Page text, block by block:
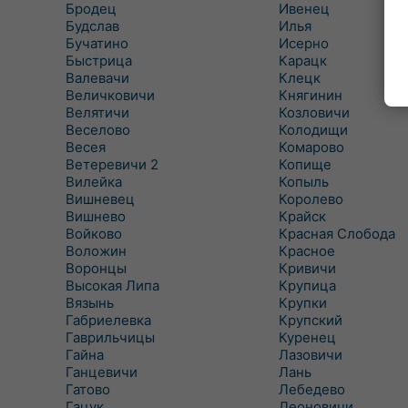
Бродец
Будслав
Бучатино
Быстрица
Валевачи
Величковичи
Велятичи
Веселово
Весея
Ветеревичи 2
Вилейка
Вишневец
Вишнево
Войково
Воложин
Воронцы
Высокая Липа
Вязынь
Габриелевка
Гаврильчицы
Гайна
Ганцевичи
Гатово
Ивенец
Илья
Исерно
Карацк
Клецк
Княгинин
Козловичи
Колодищи
Комарово
Копище
Копыль
Королево
Крайск
Красная Слобода
Красное
Кривичи
Крупица
Крупки
Крупский
Куренец
Лазовичи
Лань
Лебедево